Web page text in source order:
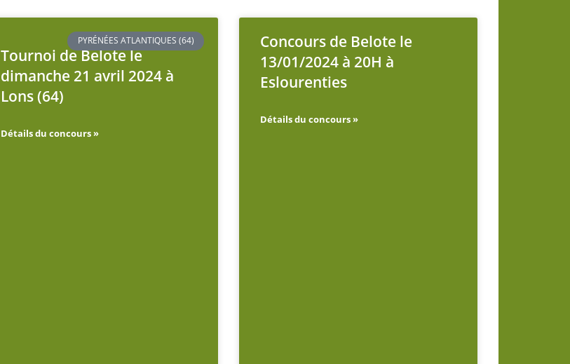
PYRÉNÉES ATLANTIQUES (64)
Tournoi de Belote le
dimanche 21 avril 2024 à
Lons (64)
Détails du concours »
Concours de Belote le
13/01/2024 à 20H à
Eslourenties
Détails du concours »